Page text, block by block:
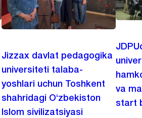
Jizzax davlat pedagogika
universiteti talaba-
yoshlari uchun Toshkent
shahridagi O‘zbekiston
Islom sivilizatsiyasi
va
start